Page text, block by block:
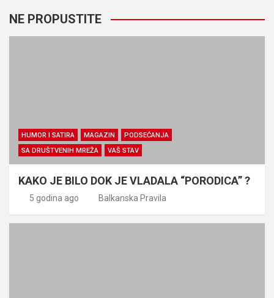
NE PROPUSTITE
HUMOR I SATIRA MAGAZIN
PODSEĆANJA
SA DRUŠTVENIH MREŽA
VAŠ STAV
KAKO JE BILO DOK JE VLADALA “PORODICA” ?
5 godina ago Balkanska Pravila